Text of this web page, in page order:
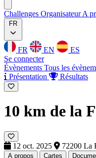
Challenges OrganisateurA
FR
FR EN
ES
Se connecter
Évènements Tous les
Présentation
Résultats
10 km de la
12 oct. 2025 72200 La
A propos Cartes